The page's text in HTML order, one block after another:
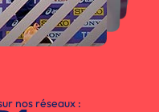
nos réseaux :